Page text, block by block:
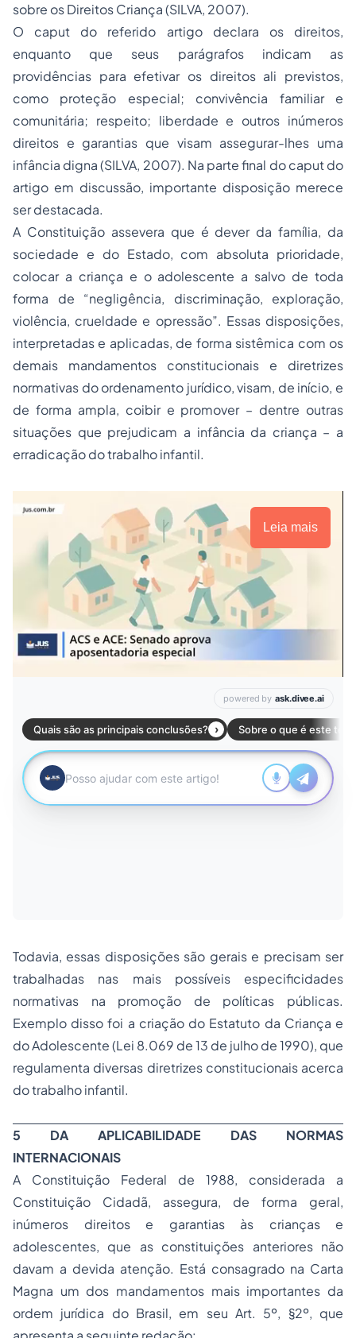
sobre os Direitos Criança (SILVA, 2007).
O caput do referido artigo declara os direitos,
enquanto que seus parágrafos indicam as
providências para efetivar os direitos ali previstos,
como proteção especial; convivência familiar e
comunitária; respeito; liberdade e outros inúmeros
direitos e garantias que visam assegurar-lhes uma
infância digna (SILVA, 2007). Na parte final do caput do
artigo em discussão, importante disposição merece
ser destacada.
A Constituição assevera que é dever da família, da
sociedade e do Estado, com absoluta prioridade,
colocar a criança e o adolescente a salvo de toda
forma de “negligência, discriminação, exploração,
violência, crueldade e opressão”. Essas disposições,
interpretadas e aplicadas, de forma sistêmica com os
demais mandamentos constitucionais e diretrizes
normativas do ordenamento jurídico, visam, de início, e
de forma ampla, coibir e promover – dentre outras
situações que prejudicam a infância da criança – a
erradicação do trabalho infantil.
Leia mais
Todavia, essas disposições são gerais e precisam ser
trabalhadas nas mais possíveis especificidades
normativas na promoção de políticas públicas.
Exemplo disso foi a criação do Estatuto da Criança e
do Adolescente (Lei 8.069 de 13 de julho de 1990), que
regulamenta diversas diretrizes constitucionais acerca
do trabalho infantil.
5 DA APLICABILIDADE DAS NORMAS
INTERNACIONAIS
A Constituição Federal de 1988, considerada a
Constituição Cidadã, assegura, de forma geral,
inúmeros direitos e garantias às crianças e
adolescentes, que as constituições anteriores não
davam a devida atenção. Está consagrado na Carta
Magna um dos mandamentos mais importantes da
ordem jurídica do Brasil, em seu Art. 5º, §2º, que